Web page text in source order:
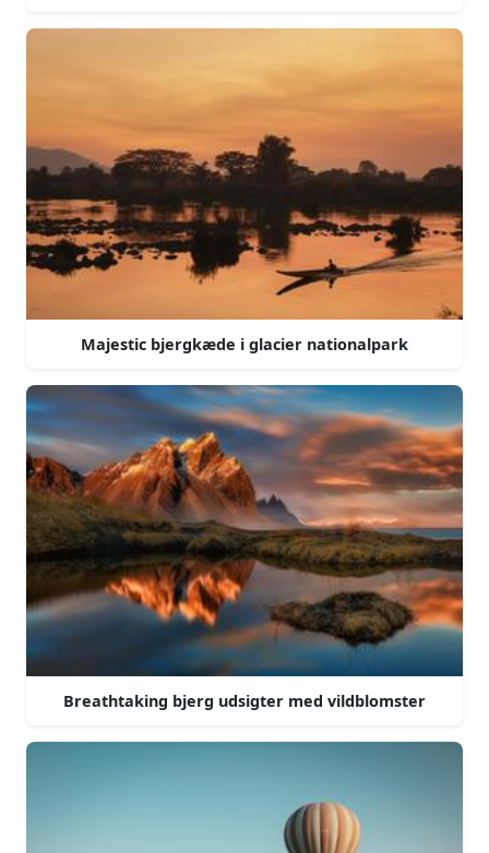
Majestic bjergkæde i glacier nationalpark
Breathtaking bjerg udsigter med vildblomster